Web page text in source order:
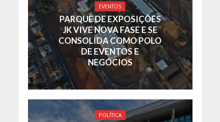
EVENTOS
PARQUE DE EXPOSIÇÕES
JK VIVE NOVA FASE E SE
CONSOLIDA COMO POLO
DE EVENTOS E
NEGÓCIOS
POLÍTICA